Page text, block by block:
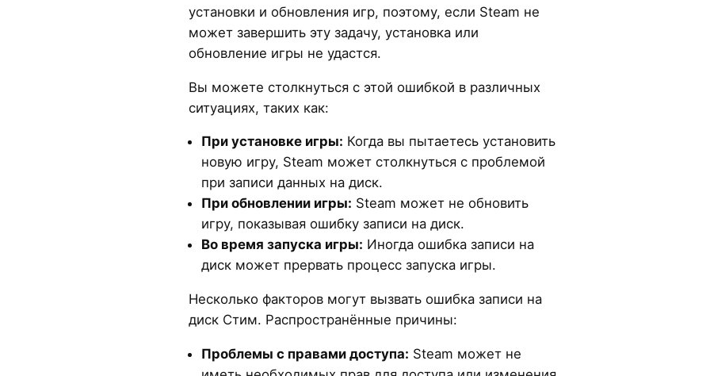
установки и обновления игр, поэтому, если Steam не
может завершить эту задачу, установка или
обновление игры не удастся.
Вы можете столкнуться с этой ошибкой в различных
ситуациях, таких как:
При установке игры: Когда вы пытаетесь установить
новую игру, Steam может столкнуться с проблемой
при записи данных на диск.
При обновлении игры: Steam может не обновить
игру, показывая ошибку записи на диск.
Во время запуска игры: Иногда ошибка записи на
диск может прервать процесс запуска игры.
Несколько факторов могут вызвать ошибка записи на
диск Стим. Распространённые причины:
Проблемы с правами доступа: Steam может не